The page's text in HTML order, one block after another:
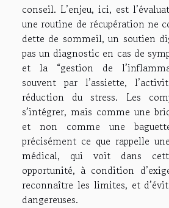
conseil. L’enjeu, ici, est
une routine de récupération ne
dette de sommeil, un soutien
pas un diagnostic en cas de
et la “gestion de
souvent par l’assiette,
réduction du stress. Les
s’intégrer, mais comme une
et non comme une
précisément ce que rappelle
médical, qui voit dans
opportunité, à condition
reconnaître les limites, et
dangereuses.